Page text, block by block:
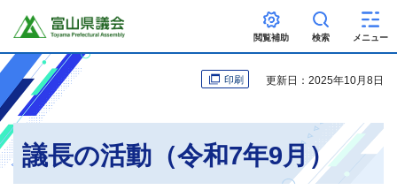
富山県議会
閲覧補助 検索 メニュー
印刷 更新日：2025年10月8日
議長の活動（令和7年9月）